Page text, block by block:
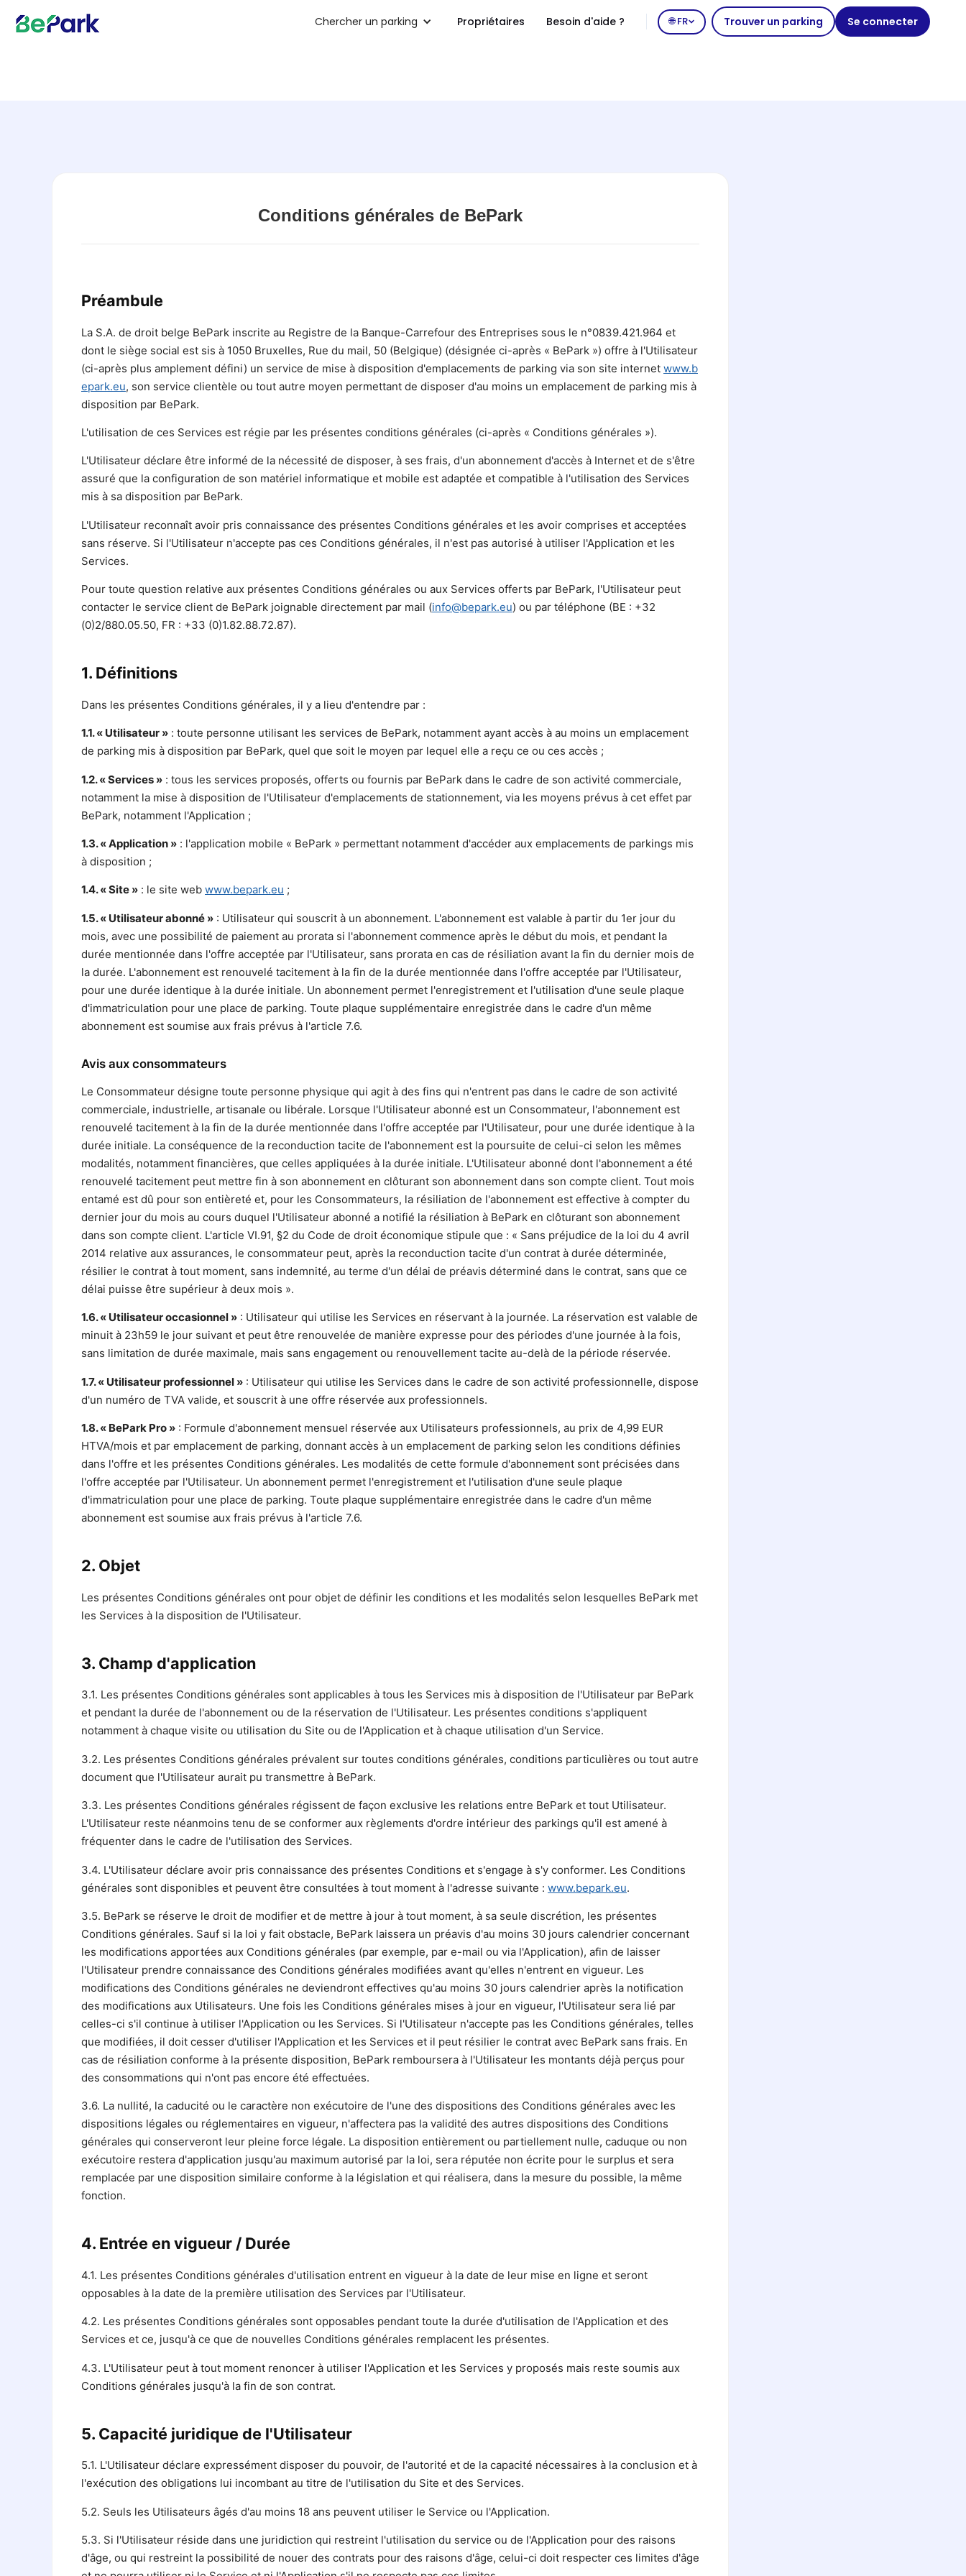
Chercher un parking Propriétaires Besoin d'aide ? 🌐 FR Trouver un parking Se connecter
Conditions générales de BePark
Préambule
La S.A. de droit belge BePark inscrite au Registre de la Banque-Carrefour des Entreprises sous le n°0839.421.964 et
dont le siège social est sis à 1050 Bruxelles, Rue du mail, 50 (Belgique) (désignée ci-après « BePark ») offre à l'Utilisateur
(ci-après plus amplement défini) un service de mise à disposition d'emplacements de parking via son site internet www.b
epark.eu, son service clientèle ou tout autre moyen permettant de disposer d'au moins un emplacement de parking mis à
disposition par BePark.
L'utilisation de ces Services est régie par les présentes conditions générales (ci-après « Conditions générales »).
L'Utilisateur déclare être informé de la nécessité de disposer, à ses frais, d'un abonnement d'accès à Internet et de s'être
assuré que la configuration de son matériel informatique et mobile est adaptée et compatible à l'utilisation des Services
mis à sa disposition par BePark.
L'Utilisateur reconnaît avoir pris connaissance des présentes Conditions générales et les avoir comprises et acceptées
sans réserve. Si l'Utilisateur n'accepte pas ces Conditions générales, il n'est pas autorisé à utiliser l'Application et les
Services.
Pour toute question relative aux présentes Conditions générales ou aux Services offerts par BePark, l'Utilisateur peut
contacter le service client de BePark joignable directement par mail (info@bepark.eu) ou par téléphone (BE : +32
(0)2/880.05.50, FR : +33 (0)1.82.88.72.87).
1. Définitions
Dans les présentes Conditions générales, il y a lieu d'entendre par :
1.1. « Utilisateur » : toute personne utilisant les services de BePark, notamment ayant accès à au moins un emplacement
de parking mis à disposition par BePark, quel que soit le moyen par lequel elle a reçu ce ou ces accès ;
1.2. « Services » : tous les services proposés, offerts ou fournis par BePark dans le cadre de son activité commerciale,
notamment la mise à disposition de l'Utilisateur d'emplacements de stationnement, via les moyens prévus à cet effet par
BePark, notamment l'Application ;
1.3. « Application » : l'application mobile « BePark » permettant notamment d'accéder aux emplacements de parkings mis
à disposition ;
1.4. « Site » : le site web www.bepark.eu ;
1.5. « Utilisateur abonné » : Utilisateur qui souscrit à un abonnement. L'abonnement est valable à partir du 1er jour du
mois, avec une possibilité de paiement au prorata si l'abonnement commence après le début du mois, et pendant la
durée mentionnée dans l'offre acceptée par l'Utilisateur, sans prorata en cas de résiliation avant la fin du dernier mois de
la durée. L'abonnement est renouvelé tacitement à la fin de la durée mentionnée dans l'offre acceptée par l'Utilisateur,
pour une durée identique à la durée initiale. Un abonnement permet l'enregistrement et l'utilisation d'une seule plaque
d'immatriculation pour une place de parking. Toute plaque supplémentaire enregistrée dans le cadre d'un même
abonnement est soumise aux frais prévus à l'article 7.6.
Avis aux consommateurs
Le Consommateur désigne toute personne physique qui agit à des fins qui n'entrent pas dans le cadre de son activité
commerciale, industrielle, artisanale ou libérale. Lorsque l'Utilisateur abonné est un Consommateur, l'abonnement est
renouvelé tacitement à la fin de la durée mentionnée dans l'offre acceptée par l'Utilisateur, pour une durée identique à la
durée initiale. La conséquence de la reconduction tacite de l'abonnement est la poursuite de celui-ci selon les mêmes
modalités, notamment financières, que celles appliquées à la durée initiale. L'Utilisateur abonné dont l'abonnement a été
renouvelé tacitement peut mettre fin à son abonnement en clôturant son abonnement dans son compte client. Tout mois
entamé est dû pour son entièreté et, pour les Consommateurs, la résiliation de l'abonnement est effective à compter du
dernier jour du mois au cours duquel l'Utilisateur abonné a notifié la résiliation à BePark en clôturant son abonnement
dans son compte client. L'article VI.91, §2 du Code de droit économique stipule que : « Sans préjudice de la loi du 4 avril
2014 relative aux assurances, le consommateur peut, après la reconduction tacite d'un contrat à durée déterminée,
résilier le contrat à tout moment, sans indemnité, au terme d'un délai de préavis déterminé dans le contrat, sans que ce
délai puisse être supérieur à deux mois ».
1.6. « Utilisateur occasionnel » : Utilisateur qui utilise les Services en réservant à la journée. La réservation est valable de
minuit à 23h59 le jour suivant et peut être renouvelée de manière expresse pour des périodes d'une journée à la fois,
sans limitation de durée maximale, mais sans engagement ou renouvellement tacite au-delà de la période réservée.
1.7. « Utilisateur professionnel » : Utilisateur qui utilise les Services dans le cadre de son activité professionnelle, dispose
d'un numéro de TVA valide, et souscrit à une offre réservée aux professionnels.
1.8. « BePark Pro » : Formule d'abonnement mensuel réservée aux Utilisateurs professionnels, au prix de 4,99 EUR
HTVA/mois et par emplacement de parking, donnant accès à un emplacement de parking selon les conditions définies
dans l'offre et les présentes Conditions générales. Les modalités de cette formule d'abonnement sont précisées dans
l'offre acceptée par l'Utilisateur. Un abonnement permet l'enregistrement et l'utilisation d'une seule plaque
d'immatriculation pour une place de parking. Toute plaque supplémentaire enregistrée dans le cadre d'un même
abonnement est soumise aux frais prévus à l'article 7.6.
2. Objet
Les présentes Conditions générales ont pour objet de définir les conditions et les modalités selon lesquelles BePark met
les Services à la disposition de l'Utilisateur.
3. Champ d'application
3.1. Les présentes Conditions générales sont applicables à tous les Services mis à disposition de l'Utilisateur par BePark
et pendant la durée de l'abonnement ou de la réservation de l'Utilisateur. Les présentes conditions s'appliquent
notamment à chaque visite ou utilisation du Site ou de l'Application et à chaque utilisation d'un Service.
3.2. Les présentes Conditions générales prévalent sur toutes conditions générales, conditions particulières ou tout autre
document que l'Utilisateur aurait pu transmettre à BePark.
3.3. Les présentes Conditions générales régissent de façon exclusive les relations entre BePark et tout Utilisateur.
L'Utilisateur reste néanmoins tenu de se conformer aux règlements d'ordre intérieur des parkings qu'il est amené à
fréquenter dans le cadre de l'utilisation des Services.
3.4. L'Utilisateur déclare avoir pris connaissance des présentes Conditions et s'engage à s'y conformer. Les Conditions
générales sont disponibles et peuvent être consultées à tout moment à l'adresse suivante : www.bepark.eu.
3.5. BePark se réserve le droit de modifier et de mettre à jour à tout moment, à sa seule discrétion, les présentes
Conditions générales. Sauf si la loi y fait obstacle, BePark laissera un préavis d'au moins 30 jours calendrier concernant
les modifications apportées aux Conditions générales (par exemple, par e-mail ou via l'Application), afin de laisser
l'Utilisateur prendre connaissance des Conditions générales modifiées avant qu'elles n'entrent en vigueur. Les
modifications des Conditions générales ne deviendront effectives qu'au moins 30 jours calendrier après la notification
des modifications aux Utilisateurs. Une fois les Conditions générales mises à jour en vigueur, l'Utilisateur sera lié par
celles-ci s'il continue à utiliser l'Application ou les Services. Si l'Utilisateur n'accepte pas les Conditions générales, telles
que modifiées, il doit cesser d'utiliser l'Application et les Services et il peut résilier le contrat avec BePark sans frais. En
cas de résiliation conforme à la présente disposition, BePark remboursera à l'Utilisateur les montants déjà perçus pour
des consommations qui n'ont pas encore été effectuées.
3.6. La nullité, la caducité ou le caractère non exécutoire de l'une des dispositions des Conditions générales avec les
dispositions légales ou réglementaires en vigueur, n'affectera pas la validité des autres dispositions des Conditions
générales qui conserveront leur pleine force légale. La disposition entièrement ou partiellement nulle, caduque ou non
exécutoire restera d'application jusqu'au maximum autorisé par la loi, sera réputée non écrite pour le surplus et sera
remplacée par une disposition similaire conforme à la législation et qui réalisera, dans la mesure du possible, la même
fonction.
4. Entrée en vigueur / Durée
4.1. Les présentes Conditions générales d'utilisation entrent en vigueur à la date de leur mise en ligne et seront
opposables à la date de la première utilisation des Services par l'Utilisateur.
4.2. Les présentes Conditions générales sont opposables pendant toute la durée d'utilisation de l'Application et des
Services et ce, jusqu'à ce que de nouvelles Conditions générales remplacent les présentes.
4.3. L'Utilisateur peut à tout moment renoncer à utiliser l'Application et les Services y proposés mais reste soumis aux
Conditions générales jusqu'à la fin de son contrat.
5. Capacité juridique de l'Utilisateur
5.1. L'Utilisateur déclare expressément disposer du pouvoir, de l'autorité et de la capacité nécessaires à la conclusion et à
l'exécution des obligations lui incombant au titre de l'utilisation du Site et des Services.
5.2. Seuls les Utilisateurs âgés d'au moins 18 ans peuvent utiliser le Service ou l'Application.
5.3. Si l'Utilisateur réside dans une juridiction qui restreint l'utilisation du service ou de l'Application pour des raisons
d'âge, ou qui restreint la possibilité de nouer des contrats pour des raisons d'âge, celui-ci doit respecter ces limites d'âge